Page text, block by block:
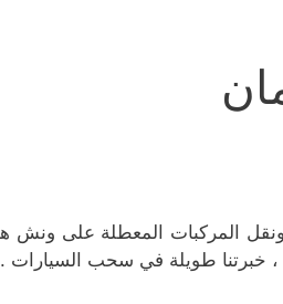
خبرتنا طويلة في سحب السيارات .